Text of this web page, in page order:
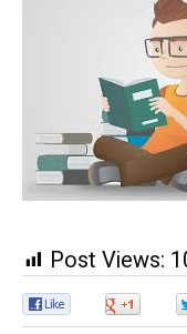
Post Views: